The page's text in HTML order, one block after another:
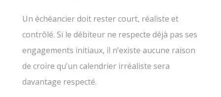
Un échéancier doit rester court, réaliste et
contrôlé. Si le débiteur ne respecte déjà pas ses
engagements initiaux, il n’existe aucune raison
de croire qu’un calendrier irréaliste sera
davantage respecté.